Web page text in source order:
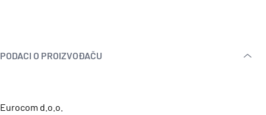
PODACI O PROIZVOĐAČU
Eurocom d.o.o.